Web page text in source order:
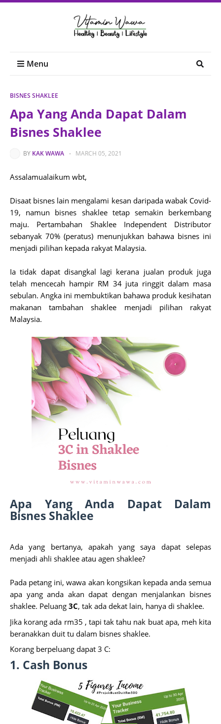
Menu
BISNES SHAKLEE
Apa Yang Anda Dapat Dalam
Bisnes Shaklee
BY KAK WAWA - MARCH 05, 2021
Assalamualaikum wbt,
Disaat bisnes lain mengalami kesan daripada wabak Covid-
19, namun bisnes shaklee tetap semakin berkembang
maju. Pertambahan Shaklee Independent Distributor
sebanyak 70% (peratus) menunjukkan bahawa bisnes ini
menjadi pilihan kepada rakyat Malaysia.
Ia tidak dapat disangkal lagi kerana jualan produk juga
telah mencecah hampir RM 34 juta ringgit dalam masa
sebulan. Angka ini membuktikan bahawa produk kesihatan
makanan tambahan shaklee menjadi pilihan rakyat
Malaysia.
Apa Yang Anda Dapat Dalam
Bisnes Shaklee
Ada yang bertanya, apakah yang saya dapat selepas
menjadi ahli shaklee atau agen shaklee?
Pada petang ini, wawa akan kongsikan kepada anda semua
apa yang anda akan dapat dengan menjalankan bisnes
shaklee. Peluang 3C, tak ada dekat lain, hanya di shaklee.
Jika korang ada rm35 , tapi tak tahu nak buat apa, meh kita
beranakkan duit tu dalam bisnes shaklee.
Korang berpeluang dapat 3 C:
1. Cash Bonus